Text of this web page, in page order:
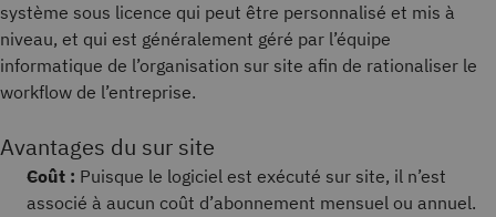
système sous licence qui peut être personnalisé et mis à
niveau, et qui est généralement géré par l’équipe
informatique de l’organisation sur site afin de rationaliser le
workflow de l’entreprise.
Avantages du sur site
Coût : Puisque le logiciel est exécuté sur site, il n’est
associé à aucun coût d’abonnement mensuel ou annuel.